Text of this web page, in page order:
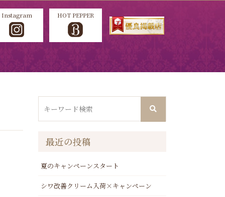
Instagram HOT PEPPER
最近の投稿
夏のキャンペーンスタート
シワ改善クリーム入荷×キャンペーン